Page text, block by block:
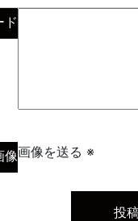
ド
像画像を送る ※